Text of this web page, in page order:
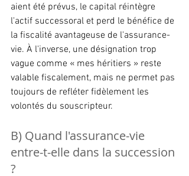
aient été prévus, le capital réintègre
l'actif successoral et perd le bénéfice de
la fiscalité avantageuse de l'assurance-
vie. À l'inverse, une désignation trop
vague comme « mes héritiers » reste
valable fiscalement, mais ne permet pas
toujours de refléter fidèlement les
volontés du souscripteur.
B) Quand l'assurance-vie
entre-t-elle dans la succession
?